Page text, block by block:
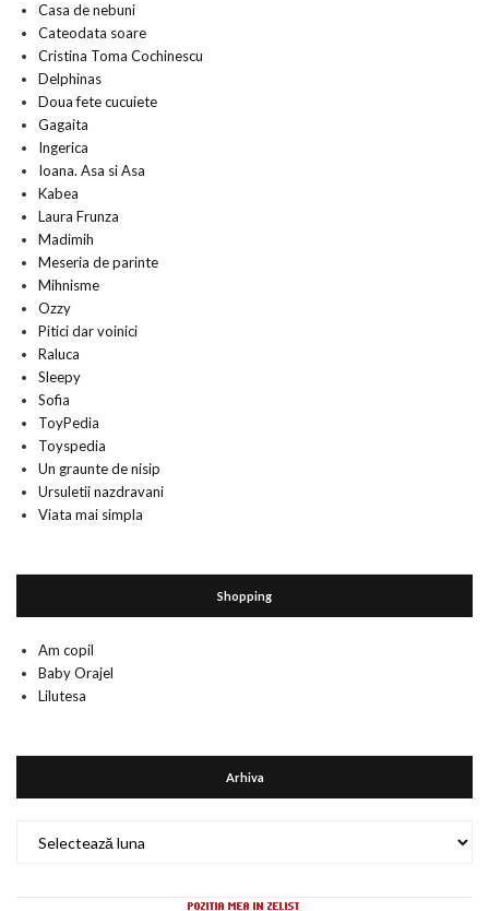
Casa de nebuni
Cateodata soare
Cristina Toma Cochinescu
Delphinas
Doua fete cucuiete
Gagaita
Ingerica
Ioana. Asa si Asa
Kabea
Laura Frunza
Madimih
Meseria de parinte
Mihnisme
Ozzy
Pitici dar voinici
Raluca
Sleepy
Sofia
ToyPedia
Toyspedia
Un graunte de nisip
Ursuletii nazdravani
Viata mai simpla
Shopping
Am copil
Baby Orajel
Lilutesa
Arhiva